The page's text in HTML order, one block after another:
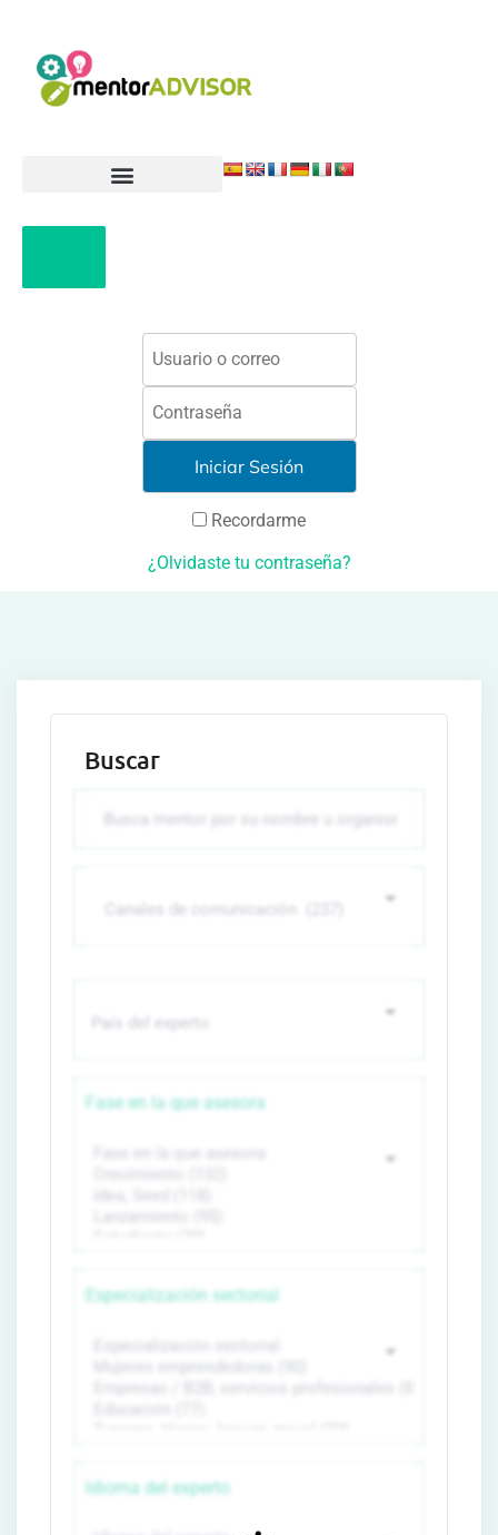
Recordarme
¿Olvidaste tu contraseña?
Buscar
Fase en la que asesora
Especialización sectorial
Idioma del experto